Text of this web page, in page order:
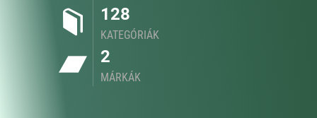
128
KATEGÓRIÁK
2
MÁRKÁK